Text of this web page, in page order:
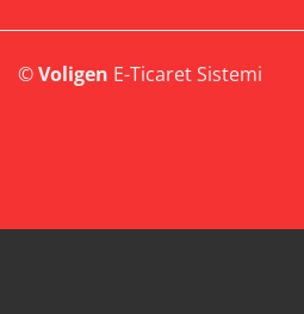
©Voligen E-Ticaret Sistemi